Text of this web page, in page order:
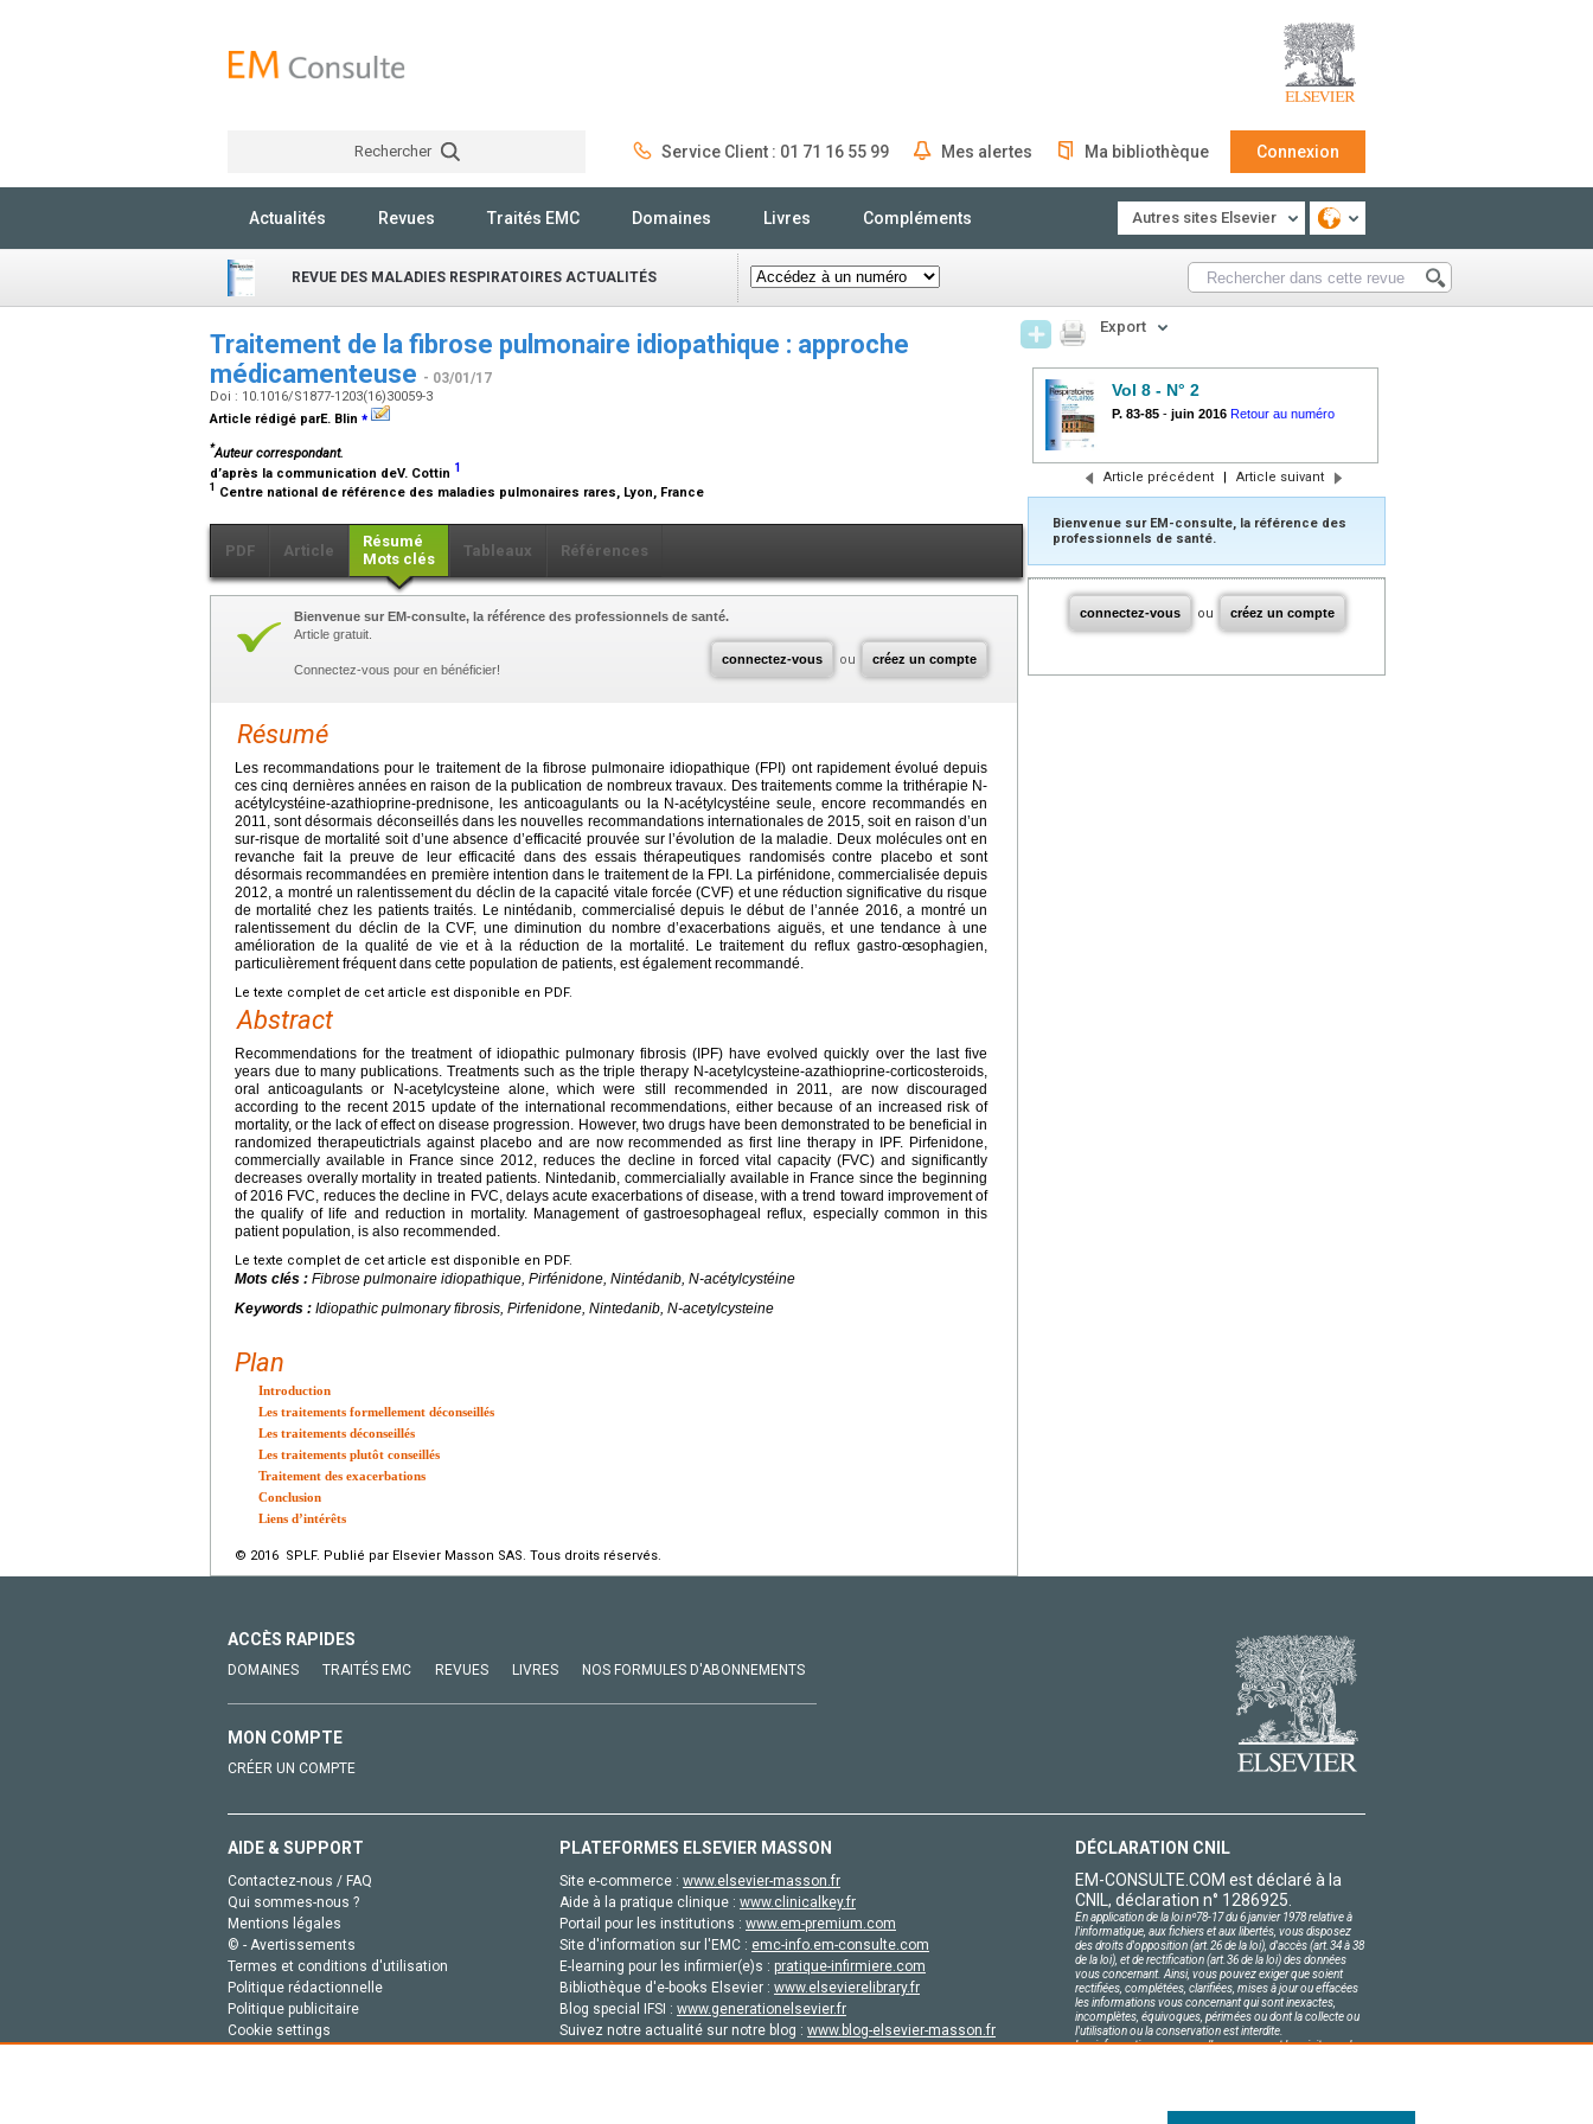
Rechercher Service Client : 01 71 16 55 99 Mes alertes Ma bibliothèque Connexion
Actualités Revues Traités EMC Domaines Livres Compléments Autres sites Elsevier
REVUE DES MALADIES RESPIRATOIRES ACTUALITÉS
Traitement de la fibrose pulmonaire idiopathique : approche
médicamenteuse - 03/01/17
Doi : 10.1016/S1877-1203(16)30059-3
Article rédigé parE. Blin ⁎
*Auteur correspondant.
d’après la communication deV. Cottin 1
1 Centre national de référence des maladies pulmonaires rares, Lyon, France
PDF Article
Résumé
Mots clés
Tableaux Références
connectez-vous ou créez un compte
Bienvenue sur EM-consulte, la référence des professionnels de santé.
Article gratuit.
Connectez-vous pour en bénéficier!
Résumé
Les recommandations pour le traitement de la fibrose pulmonaire idiopathique (FPI) ont rapidement évolué depuis
ces cinq dernières années en raison de la publication de nombreux travaux. Des traitements comme la trithérapie N-
acétylcystéine-azathioprine-prednisone, les anticoagulants ou la N-acétylcystéine seule, encore recommandés en
2011, sont désormais déconseillés dans les nouvelles recommandations internationales de 2015, soit en raison d’un
sur-risque de mortalité soit d’une absence d’efficacité prouvée sur l’évolution de la maladie. Deux molécules ont en
revanche fait la preuve de leur efficacité dans des essais thérapeutiques randomisés contre placebo et sont
désormais recommandées en première intention dans le traitement de la FPI. La pirfénidone, commercialisée depuis
2012, a montré un ralentissement du déclin de la capacité vitale forcée (CVF) et une réduction significative du risque
de mortalité chez les patients traités. Le nintédanib, commercialisé depuis le début de l’année 2016, a montré un
ralentissement du déclin de la CVF, une diminution du nombre d’exacerbations aiguës, et une tendance à une
amélioration de la qualité de vie et à la réduction de la mortalité. Le traitement du reflux gastro-œsophagien,
particulièrement fréquent dans cette population de patients, est également recommandé.
Le texte complet de cet article est disponible en PDF.
Abstract
Recommendations for the treatment of idiopathic pulmonary fibrosis (IPF) have evolved quickly over the last five
years due to many publications. Treatments such as the triple therapy N-acetylcysteine-azathioprine-corticosteroids,
oral anticoagulants or N-acetylcysteine alone, which were still recommended in 2011, are now discouraged
according to the recent 2015 update of the international recommendations, either because of an increased risk of
mortality, or the lack of effect on disease progression. However, two drugs have been demonstrated to be beneficial in
randomized therapeutictrials against placebo and are now recommended as first line therapy in IPF. Pirfenidone,
commercially available in France since 2012, reduces the decline in forced vital capacity (FVC) and significantly
decreases overally mortality in treated patients. Nintedanib, commercialially available in France since the beginning
of 2016 FVC, reduces the decline in FVC, delays acute exacerbations of disease, with a trend toward improvement of
the qualify of life and reduction in mortality. Management of gastroesophageal reflux, especially common in this
patient population, is also recommended.
Le texte complet de cet article est disponible en PDF.
Mots clés : Fibrose pulmonaire idiopathique, Pirfénidone, Nintédanib, N-acétylcystéine
Keywords : Idiopathic pulmonary fibrosis, Pirfenidone, Nintedanib, N-acetylcysteine
Plan
Introduction
Les traitements formellement déconseillés
Les traitements déconseillés
Les traitements plutôt conseillés
Traitement des exacerbations
Conclusion
Liens d’intérêts
© 2016 SPLF. Publié par Elsevier Masson SAS. Tous droits réservés.
Export
Vol 8 - N° 2
P. 83-85 - juin 2016 Retour au numéro
Article précédent | Article suivant
Bienvenue sur EM-consulte, la référence des
professionnels de santé.
connectez-vous ou créez un compte
ACCÈS RAPIDES
DOMAINES TRAITÉS EMC REVUES LIVRES NOS FORMULES D'ABONNEMENTS
MON COMPTE
CRÉER UN COMPTE
AIDE & SUPPORT
Contactez-nous / FAQ
Qui sommes-nous ?
Mentions légales
© - Avertissements
Termes et conditions d'utilisation
Politique rédactionnelle
Politique publicitaire
Cookie settings
PLATEFORMES ELSEVIER MASSON
Site e-commerce : www.elsevier-masson.fr
Aide à la pratique clinique : www.clinicalkey.fr
Portail pour les institutions : www.em-premium.com
Site d'information sur l'EMC : emc-info.em-consulte.com
E-learning pour les infirmier(e)s : pratique-infirmiere.com
Bibliothèque d'e-books Elsevier : www.elsevierelibrary.fr
Blog special IFSI : www.generationelsevier.fr
Suivez notre actualité sur notre blog : www.blog-elsevier-masson.fr
DÉCLARATION CNIL
EM-CONSULTE.COM est déclaré à la
CNIL, déclaration n° 1286925.
En application de la loi nº78-17 du 6 janvier 1978 relative à
l'informatique, aux fichiers et aux libertés, vous disposez
des droits d'opposition (art.26 de la loi), d'accès (art.34 à 38
de la loi), et de rectification (art.36 de la loi) des données
vous concernant. Ainsi, vous pouvez exiger que soient
rectifiées, complétées, clarifiées, mises à jour ou effacées
les informations vous concernant qui sont inexactes,
incomplètes, équivoques, périmées ou dont la collecte ou
l'utilisation ou la conservation est interdite.
Les informations personnelles concernant les visiteurs de